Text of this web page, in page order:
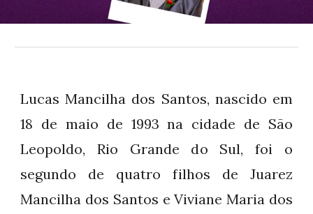
Lucas Mancilha dos Santos, nascido em
18 de maio de 1993 na cidade de São
Leopoldo, Rio Grande do Sul, foi o
segundo de quatro filhos de Juarez
Mancilha dos Santos e Viviane Maria dos